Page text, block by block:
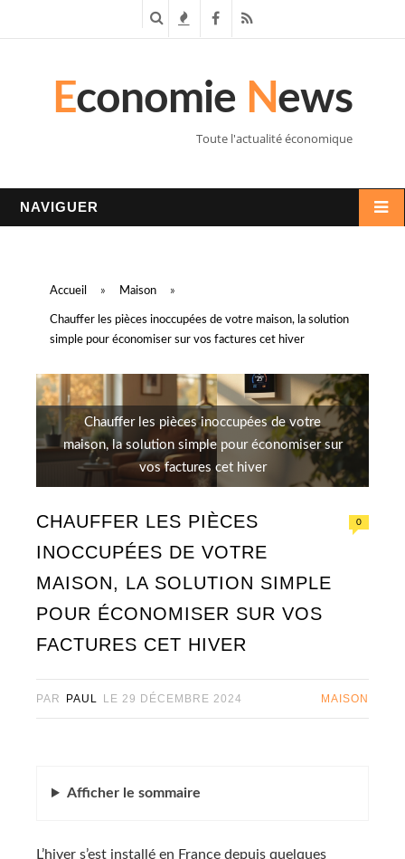
c n
s
F
c
R
S
Economie News
Toute l'actualité économique
NAVIGUER
Accueil » Maison »
Chauffer les pièces inoccupées de votre maison, la solution
simple pour économiser sur vos factures cet hiver
Chauffer les pièces inoccupées de votre
maison, la solution simple pour économiser sur
vos factures cet hiver
CHAUFFER LES PIÈCES
INOCCUPÉES DE VOTRE
MAISON, LA SOLUTION SIMPLE
POUR ÉCONOMISER SUR VOS
FACTURES CET HIVER
0
PAR PAUL LE 29 DÉCEMBRE 2024 MAISON
Afficher le sommaire
L’hiver s’est installé en France depuis quelques